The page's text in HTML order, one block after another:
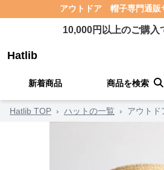
アウトドア 帽子専門通販
10,000円以上のご購入
Hatlib
新着商品 商品を検索
Hatlib TOP › ハットの一覧 › アウト